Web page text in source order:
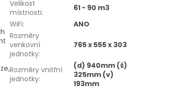
Velikost
místnosti:
61 - 90 m3
WiFi:
ANO
Rozměry
venkovní
jednotky:
765 x 555 x 303
Rozměry vnitřní
jednotky:
(d) 940mm (š)
325mm (v)
193mm